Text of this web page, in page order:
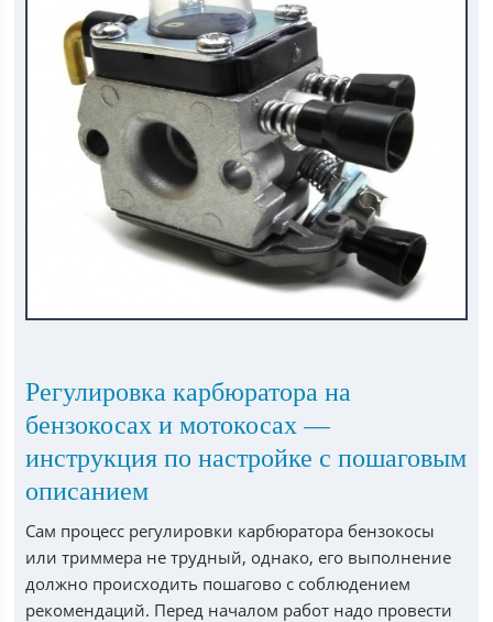
Регулировка карбюратора на
бензокосах и мотокосах —
инструкция по настройке с пошаговым
описанием
Сам процесс регулировки карбюратора бензокосы
или триммера не трудный, однако, его выполнение
должно происходить пошагово с соблюдением
рекомендаций. Перед началом работ надо провести